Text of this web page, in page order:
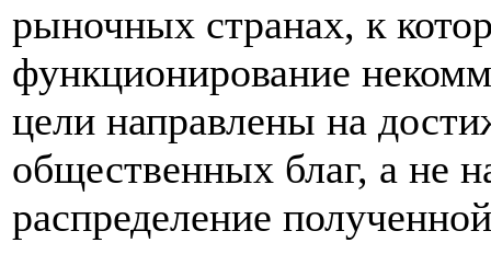
рыночных странах, к
функционирование
цели направлены на
общественных благ, а не
распределение